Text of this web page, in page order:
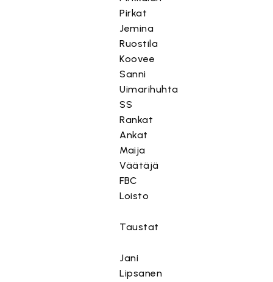
Pirkat
Jemina
Ruostila
Koovee
Sanni
Uimarihuhta
SS
Rankat
Ankat
Maija
Väätäjä
FBC
Loisto
Taustat
Jani
Lipsanen